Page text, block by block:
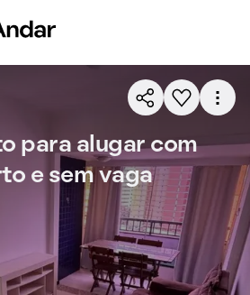
para alugar com
e sem vaga